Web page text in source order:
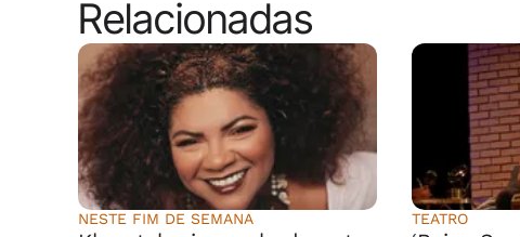
Relacionadas
NESTE FIM DE SEMANA TEATRO